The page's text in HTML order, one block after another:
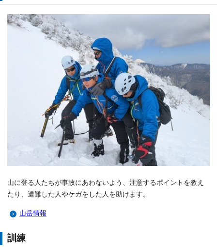
山に登る人たちが事故にあわないよう、注意するポイントを教え
たり、遭難した人やケガをした人を助けます。
山岳情報
訓練